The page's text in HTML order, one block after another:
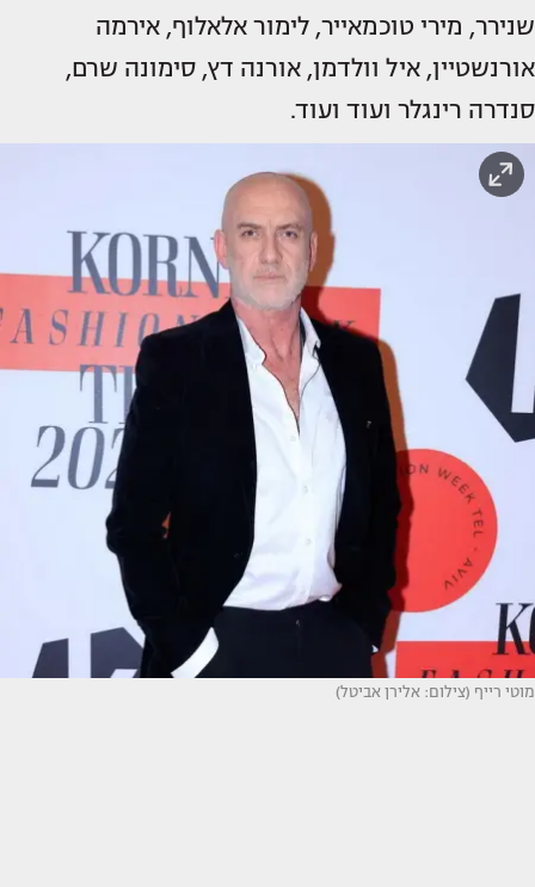
שנירר, מירי טוכמאייר, לימור אלאלוף, אירמה
אורנשטיין, איל וולדמן, אורנה דץ, סימונה שרם,
סנדרה רינגלר ועוד ועוד.
מוטי רייף (צילום: אלירן אביטל)